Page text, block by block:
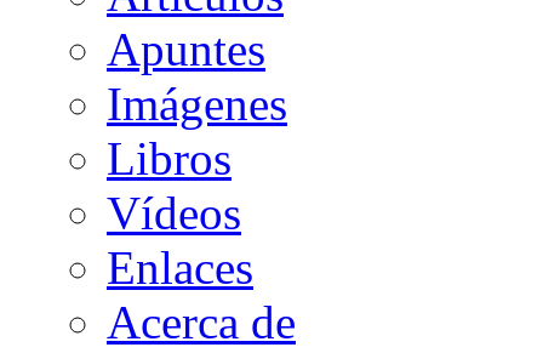
Apuntes
Imágenes
Libros
Vídeos
Enlaces
Acerca de